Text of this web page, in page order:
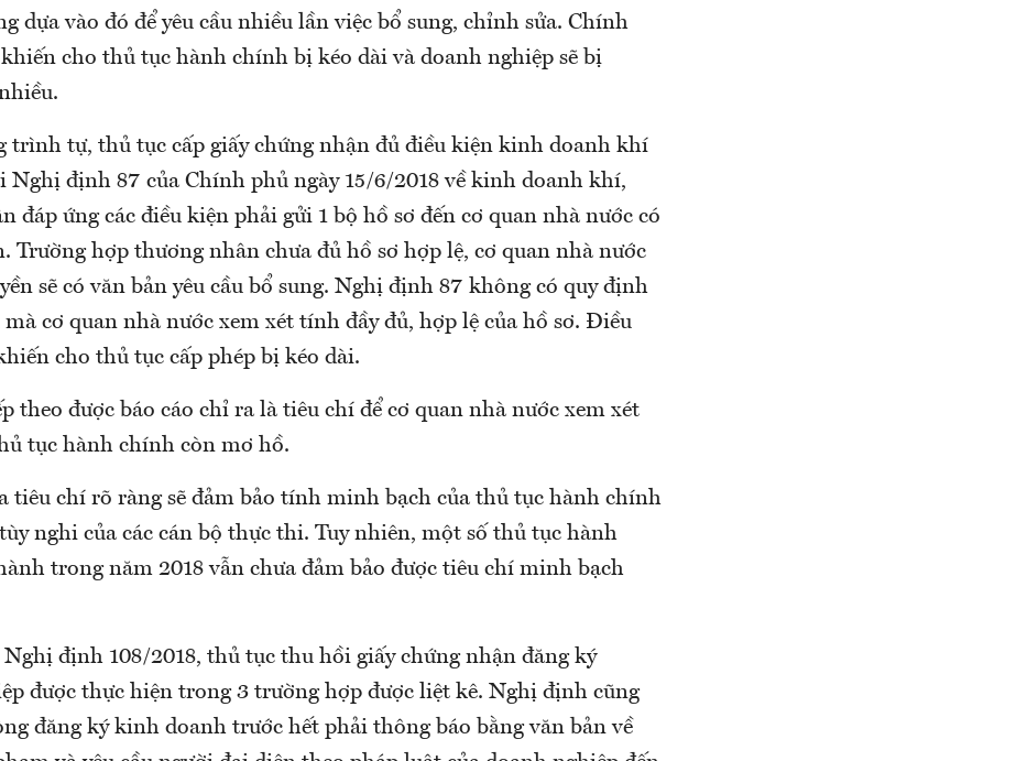
dựa vào đó để yêu cầu nhiều lần việc bổ sung, chỉnh sửa. Chính
khiến cho thủ tục hành chính bị kéo dài và doanh nghiệp sẽ bị
trình tự, thủ tục cấp giấy chứng nhận đủ điều kiện kinh doanh khí
Nghị định 87 của Chính phủ ngày 15/6/2018 về kinh doanh khí,
đáp ứng các điều kiện phải gửi 1 bộ hồ sơ đến cơ quan nhà nước có
Trường hợp thương nhân chưa đủ hồ sơ hợp lệ, cơ quan nhà nước
sẽ có văn bản yêu cầu bổ sung. Nghị định 87 không có quy định
cơ quan nhà nước xem xét tính đầy đủ, hợp lệ của hồ sơ. Điều
cho thủ tục cấp phép bị kéo dài.
theo được báo cáo chỉ ra là tiêu chí để cơ quan nhà nước xem xét
tục hành chính còn mơ hồ.
tiêu chí rõ ràng sẽ đảm bảo tính minh bạch của thủ tục hành chính
nghi của các cán bộ thực thi. Tuy nhiên, một số thủ tục hành
trong năm 2018 vẫn chưa đảm bảo được tiêu chí minh bạch
định 108/2018, thủ tục thu hồi giấy chứng nhận đăng ký
được thực hiện trong 3 trường hợp được liệt kê. Nghị định cũng
đăng ký kinh doanh trước hết phải thông báo bằng văn bản về